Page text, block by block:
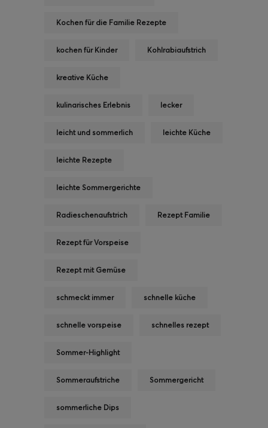
Kochen für die Familie Rezepte
kochen für Kinder Kohlrabiaufstrich
kreative Küche
kulinarisches Erlebnis lecker
leicht und sommerlich leichte Küche
leichte Rezepte
leichte Sommergerichte
Radieschenaufstrich Rezept Familie
Rezept für Vorspeise
Rezept mit Gemüse
schmeckt immer schnelle küche
schnelle vorspeise schnelles rezept
Sommer-Highlight
Sommeraufstriche Sommergericht
sommerliche Dips